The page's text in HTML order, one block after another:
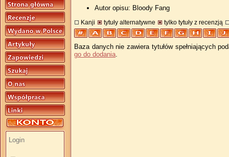
Autor opisu: Bloody Fang
Kanji tytuły alternatywne tylko tytuły z recenzją
Baza danych nie zawiera tytułów spełniających
go do dodania.